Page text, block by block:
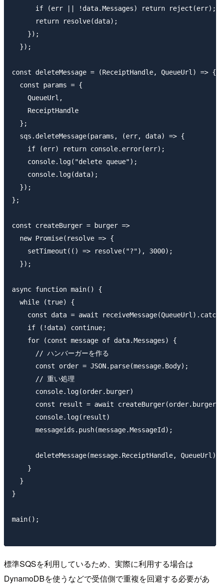
      if (err || !data.Messages) return reject(err);
      return resolve(data);
    });
  });
const deleteMessage = (ReceiptHandle, QueueUrl) => {
  const params = {
    QueueUrl,
    ReceiptHandle
  };
  sqs.deleteMessage(params, (err, data) => {
    if (err) return console.error(err);
    console.log("delete queue");
    console.log(data);
  });
};
const createBurger = burger =>
  new Promise(resolve => {
    setTimeout(() => resolve("?"), 3000);
  });
async function main() {
  while (true) {
const data = await
    if (!data) continue;
    for (const message of data.Messages) {
      // ハンバーガーを作る
      const order = JSON.parse(message.Body);
      // 重い処理
      console.log(order.burger)
const result = await
      console.log(result)
      messageids.push(message.MessageId);
      deleteMessage(message.ReceiptHandle, QueueUrl);
    }
  }
}
main();
標準SQSを利用しているため、実際に利用する場合は
DynamoDBを使うなどで受信側で重複を回避する必要があ